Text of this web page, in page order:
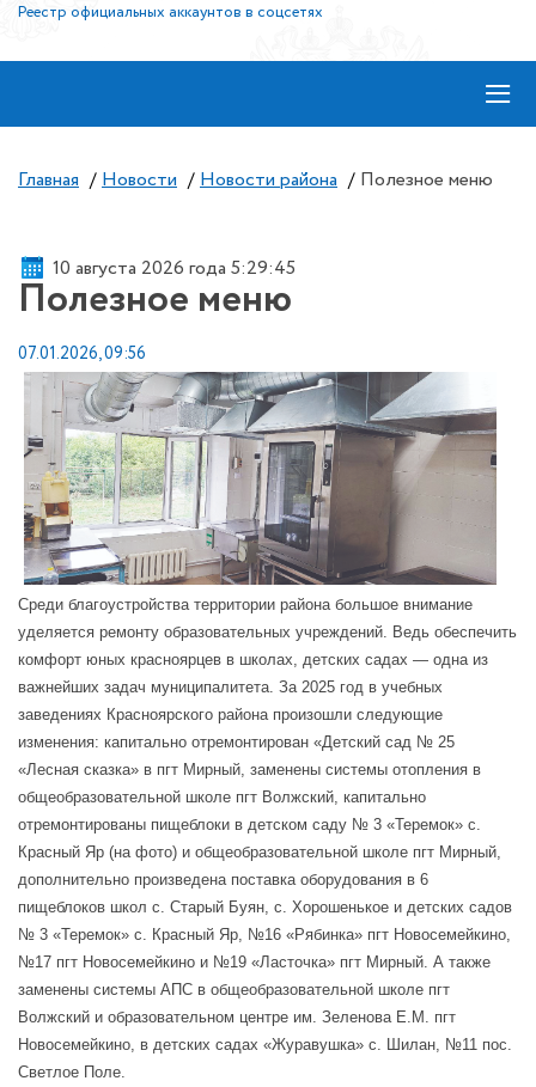
Реестр официальных аккаунтов в соцсетях
≡
Главная / Новости / Новости района / Полезное меню
10 августа 2026 года 5:29:46
Полезное меню
07.01.2026, 09:56
Среди благоустройства территории района большое внимание
уделяется ремонту образовательных учреждений. Ведь обеспечить
комфорт юных красноярцев в школах, детских садах — одна из
важнейших задач муниципалитета. За 2025 год в учебных
заведениях Красноярского района произошли следующие
изменения: капитально отремонтирован «Детский сад № 25
«Лесная сказка» в пгт Мирный, заменены системы отопления в
общеобразовательной школе пгт Волжский, капитально
отремонтированы пищеблоки в детском саду № 3 «Теремок» с.
Красный Яр (на фото) и общеобразовательной школе пгт Мирный,
дополнительно произведена поставка оборудования в 6
пищеблоков школ с. Старый Буян, с. Хорошенькое и детских садов
№ 3 «Теремок» с. Красный Яр, №16 «Рябинка» пгт Новосемейкино,
№17 пгт Новосемейкино и №19 «Ласточка» пгт Мирный. А также
заменены системы АПС в общеобразовательной школе пгт
Волжский и образовательном центре им. Зеленова Е.М. пгт
Новосемейкино, в детских садах «Журавушка» с. Шилан, №11 пос.
Светлое Поле.